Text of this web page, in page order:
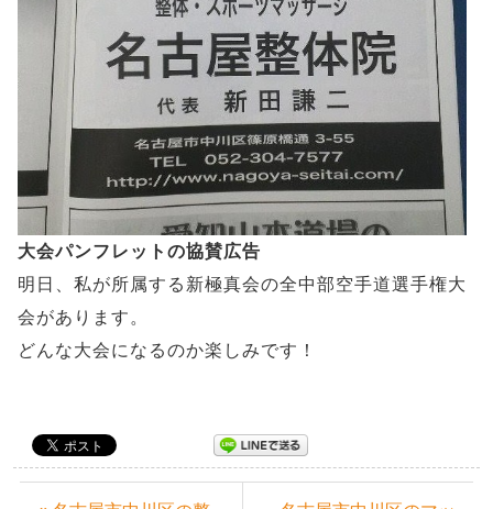
大会パンフレットの協賛広告
明日、私が所属する新極真会の全中部空手道選手権大
会があります。
どんな大会になるのか楽しみです！